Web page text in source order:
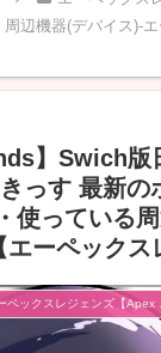
周辺機器(デバイス)-
】Swich版
っす 最新の
使っている
ーペックス